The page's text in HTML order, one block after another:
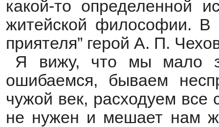
какой-то определенной
житейской философии. В
приятеля” герой А. П.
Я вижу, что мы мало
ошибаемся, бываем
чужой век, расходуем
не нужен и мешает нам